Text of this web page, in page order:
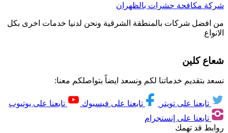
شركة مكافحة حشرات بالظهران
من افضل شركات بالمنطقة الشرقية ونحن لدنيا خدمات اخرى بكل
الانواع
شعاع كلين
نسعد بتقديم خدماتنا لكم ونسعد ايضاً بتواصلكم معنا:
تابعنا على تويتر تابعنا على فيسبوك
تابعنا على يوتيوب
تابعنا على إنستجرام
روابط قد تهمك